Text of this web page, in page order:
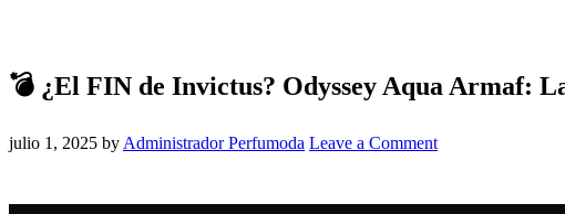
💣 ¿El FIN de Invictus? Odyssey Aqua Armaf:
julio 1, 2025 by Administrador Perfumoda Leave a Comment